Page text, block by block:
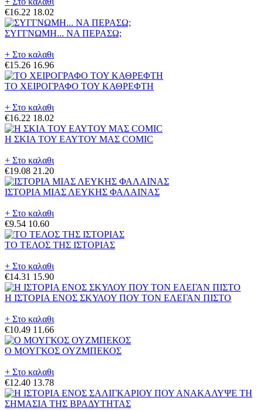
€16.22 18.02
ΣΥΓΓΝΩΜΗ... ΝΑ ΠΕΡΑΣΩ;
+ Στο καλαθι
€15.26 16.96
ΤΟ ΧΕΙΡΟΓΡΑΦΟ ΤΟΥ ΚΑΘΡΕΦΤΗ
+ Στο καλαθι
€16.22 18.02
Η ΣΚΙΑ ΤΟΥ ΕΑΥΤΟΥ ΜΑΣ COMIC
+ Στο καλαθι
€19.08 21.20
ΙΣΤΟΡΙΑ ΜΙΑΣ ΛΕΥΚΗΣ ΦΑΛΑΙΝΑΣ
+ Στο καλαθι
€9.54 10.60
ΤΟ ΤΕΛΟΣ ΤΗΣ ΙΣΤΟΡΙΑΣ
+ Στο καλαθι
€14.31 15.90
Η ΙΣΤΟΡΙΑ ΕΝΟΣ ΣΚΥΛΟΥ ΠΟΥ ΤΟΝ ΕΛΕΓΑΝ ΠΙΣΤΟ
+ Στο καλαθι
€10.49 11.66
Ο ΜΟΥΓΚΟΣ ΟΥΖΜΠΕΚΟΣ
+ Στο καλαθι
€12.40 13.78